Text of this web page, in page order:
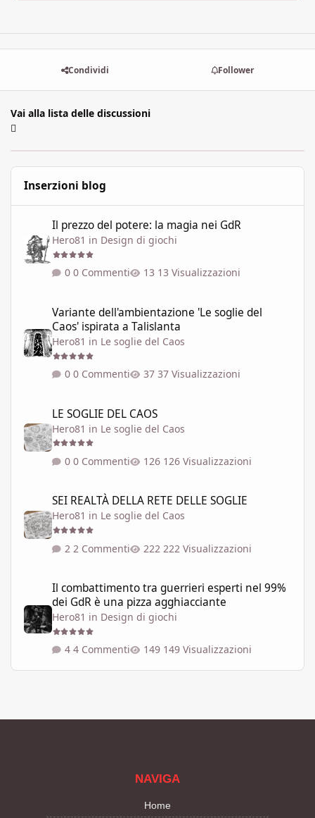
Condividi Follower
Vai alla lista delle discussioni
Inserzioni blog
Il prezzo del potere: la magia nei GdR
Hero81 in Design di giochi
0 Commenti 13 Visualizzazioni
Variante dell'ambientazione 'Le soglie del
Caos' ispirata a Talislanta
Hero81 in Le soglie del Caos
0 Commenti 37 Visualizzazioni
LE SOGLIE DEL CAOS
Hero81 in Le soglie del Caos
0 Commenti 126 Visualizzazioni
SEI REALTÀ DELLA RETE DELLE SOGLIE
Hero81 in Le soglie del Caos
2 Commenti 222 Visualizzazioni
Il combattimento tra guerrieri esperti nel 99%
dei GdR è una pizza agghiacciante
Hero81 in Design di giochi
4 Commenti 149 Visualizzazioni
NAVIGA
Home